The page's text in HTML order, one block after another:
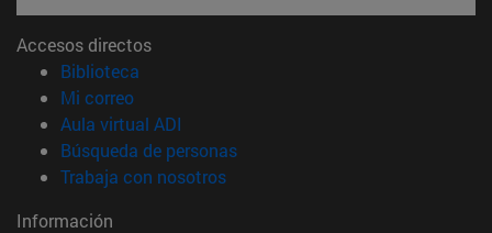
Accesos directos
Biblioteca
Mi correo(abre en nueva ventana)
Aula virtual ADI
Búsqueda de personas(abre en nueva ventana)
Trabaja con nosotros(abre en nueva ventana)
Información